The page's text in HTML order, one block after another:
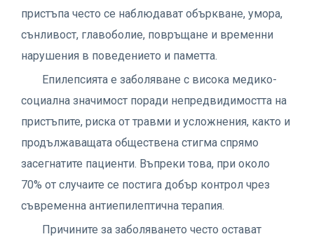
пристъпа често се наблюдават объркване, умора,
сънливост, главоболие, повръщане и временни
нарушения в поведението и паметта.
Епилепсията е заболяване с висока медико-
социална значимост поради непредвидимостта на
пристъпите, риска от травми и усложнения, както и
продължаващата обществена стигма спрямо
засегнатите пациенти. Въпреки това, при около
70% от случаите се постига добър контрол чрез
съвременна антиепилептична терапия.
Причините за заболяването често остават